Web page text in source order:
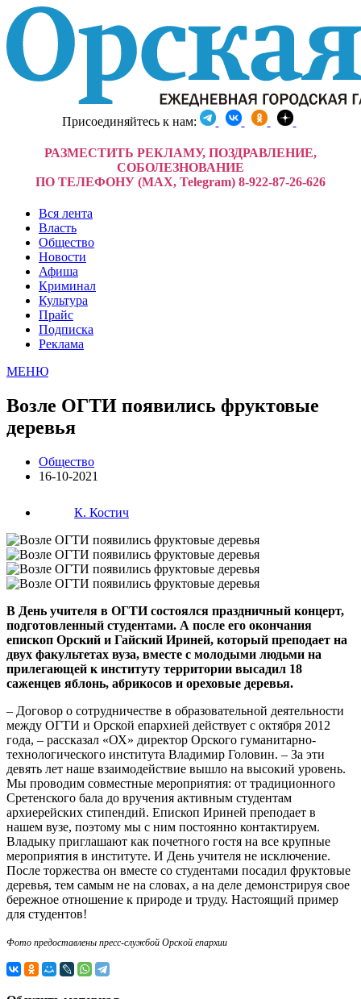
Присоединяйтесь к нам:
РАЗМЕСТИТЬ РЕКЛАМУ, ПОЗДРАВЛЕНИЕ,
СОБОЛЕЗНОВАНИЕ
ПО ТЕЛЕФОНУ (MAX, Telegram) 8-922-87-26-626
Вся лента
Власть
Общество
Новости
Афиша
Криминал
Культура
Прайс
Подписка
Реклама
МЕНЮ
Возле ОГТИ появились фруктовые
деревья
Общество
16-10-2021
К. Костич
В День учителя в ОГТИ состоялся праздничный концерт,
подготовленный студентами. А после его окончания
епископ Орский и Гайский Ириней, который преподает на
двух факультетах вуза, вместе с молодыми людьми на
прилегающей к институту территории высадил 18
саженцев яблонь, абрикосов и ореховые деревья.
– Договор о сотрудничестве в образовательной деятельности
между ОГТИ и Орской епархией действует с октября 2012
года, – рассказал «ОХ» директор Орского гуманитарно-
технологического института Владимир Головин. – За эти
девять лет наше взаимодействие вышло на высокий уровень.
Мы проводим совместные мероприятия: от традиционного
Сретенского бала до вручения активным студентам
архиерейских стипендий. Епископ Ириней преподает в
нашем вузе, поэтому мы с ним постоянно контактируем.
Владыку приглашают как почетного гостя на все крупные
мероприятия в институте. И День учителя не исключение.
После торжества он вместе со студентами посадил фруктовые
деревья, тем самым не на словах, а на деле демонстрируя свое
бережное отношение к природе и труду. Настоящий пример
для студентов!
Фото предоставлены пресс-службой Орской епархии